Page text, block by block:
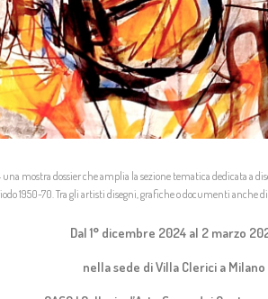
mostra dossier che amplia la sezione tematica dedicata a
1950-70. Tra gli artisti disegni, grafiche o documenti anche
Dal 1° dicembre 2024 al 2 marzo
nella sede di Villa Clerici a Milano